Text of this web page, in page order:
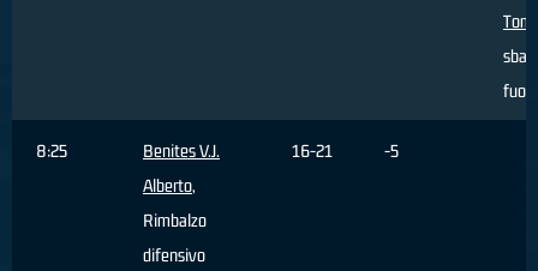
fuori
8:25
Benites V.J.
Alberto,
Rimbalzo
difensivo
16-21 -5